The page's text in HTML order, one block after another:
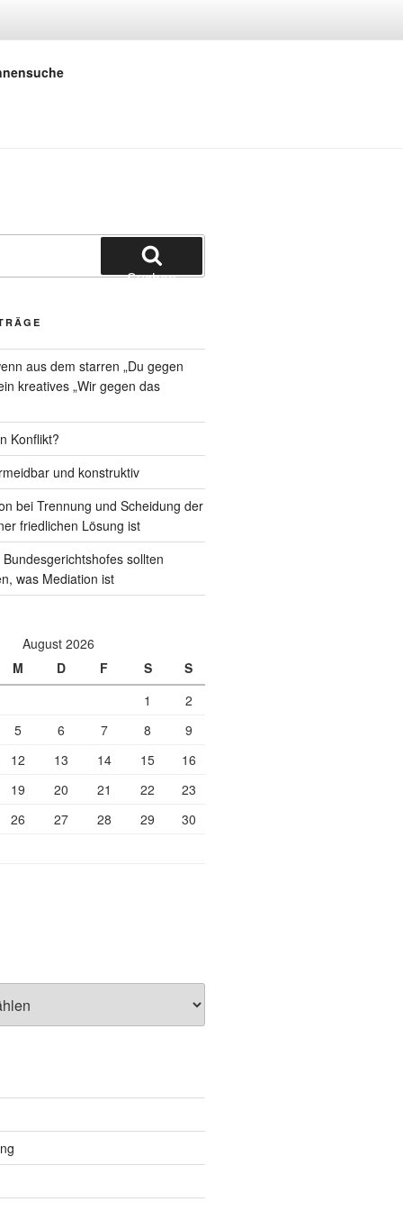
E.V.
Suchen
aus dem starren „Du gegen
kreatives „Wir gegen das
Konflikt?
und konstruktiv
bei Trennung und Scheidung der
friedlichen Lösung ist
sollten
was Mediation ist
August 2026
M D F S
S
1
2
5 6 7 8
9
12 13 14 15
16
19 20 21 22
23
26 27 28 29
30